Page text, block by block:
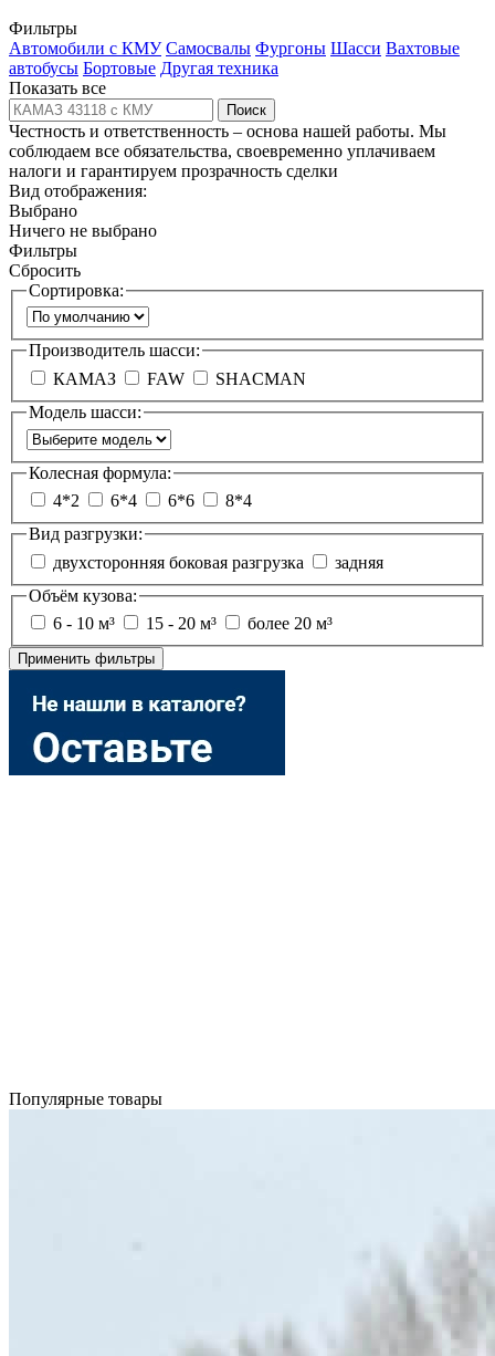
Фильтры
Автомобили с КМУ Самосвалы Фургоны Шасси Вахтовые
автобусы Бортовые Другая техника
Показать все
Поиск
Честность и ответственность – основа нашей работы. Мы
соблюдаем все обязательства, своевременно уплачиваем
налоги и гарантируем прозрачность сделки
Вид отображения:
Выбрано
Ничего не выбрано
Фильтры
Сбросить
Сортировка:
Производитель шасси:
КАМАЗ
FAW
SHACMAN
Модель шасси:
Колесная формула:
4*2
6*4 6*6
8*4
Вид разгрузки:
двухсторонняя боковая разгрузка
задняя
Объём кузова:
6 - 10 м³
15 - 20 м³ более 20 м³
Применить фильтры
Популярные товары